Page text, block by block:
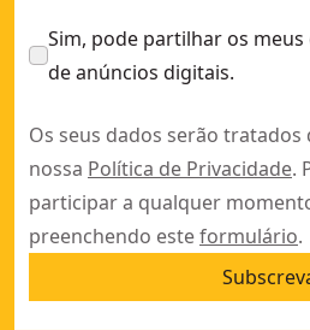
Sim, pode partilhar os
de anúncios digitais.
Os seus dados serão tratados
nossa Política de Privacidade.
participar a qualquer
preenchendo esteformulário.